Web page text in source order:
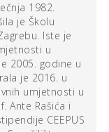
javnog prostora
Sadržaj
u kojemu su
sve labilnije,
se segmenti u
jedno od
sagledavanje i
1982.
je Školu
Iste je
u
2005. godine u
je 2016. u
umjetnosti u
Ante Rašića i
CEEPUS